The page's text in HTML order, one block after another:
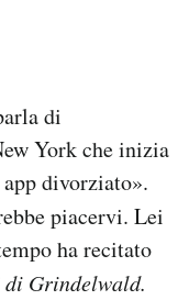
di
York che inizia
divorziato».
piacervi. Lei
ha recitato
Grindelwald.